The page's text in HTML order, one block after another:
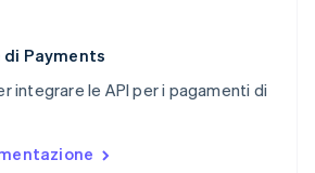
Payments
integrare le API per i pagamenti di
中文